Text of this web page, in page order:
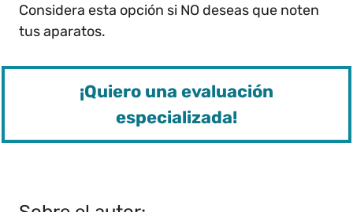
Considera esta opción si NO deseas que noten
tus aparatos.
¡Quiero una evaluación
especializada!